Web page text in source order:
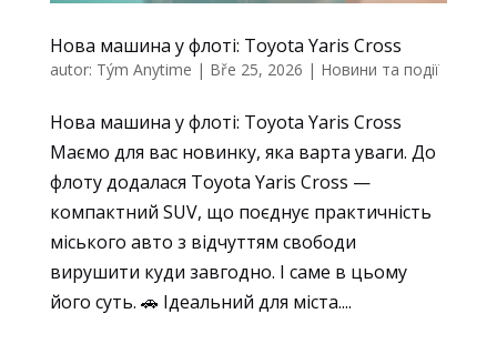
Нова машина у флоті: Toyota Yaris Cross
autor: Tým Anytime | Bře 25, 2026 | Новини та події
Нова машина у флоті: Toyota Yaris Cross
Маємо для вас новинку, яка варта уваги. До
флоту додалася Toyota Yaris Cross —
компактний SUV, що поєднує практичність
міського авто з відчуттям свободи
вирушити куди завгодно. І саме в цьому
його суть. 🚗 Ідеальний для міста....
zkušenost
Aby naše
stránky
fungovaly při
vaší
nejlépe.
Pokud tyto
cookies
odmítnete,